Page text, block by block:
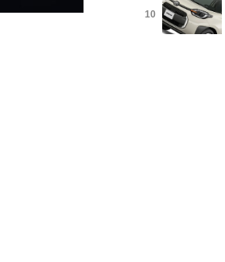
©PiyawatNandeenoparit/
10